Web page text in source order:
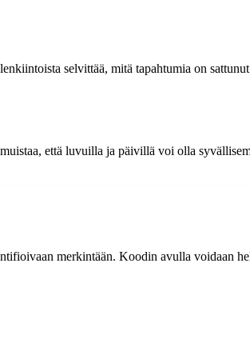
selvittää, mitä tapahtumia on
että luvuilla ja päivillä voi olla
merkintään. Koodin avulla voidaan